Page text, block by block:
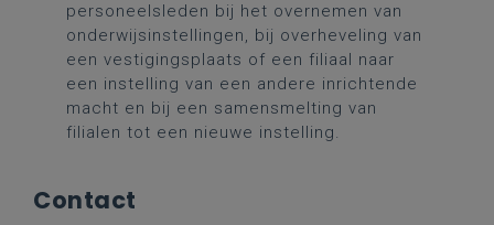
personeelsleden bij het overnemen van
onderwijsinstellingen, bij overheveling van
een vestigingsplaats of een filiaal naar
een instelling van een andere inrichtende
macht en bij een samensmelting van
filialen tot een nieuwe instelling.
Contact